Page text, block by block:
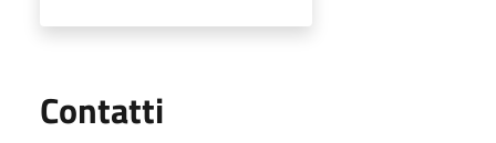
Contatti